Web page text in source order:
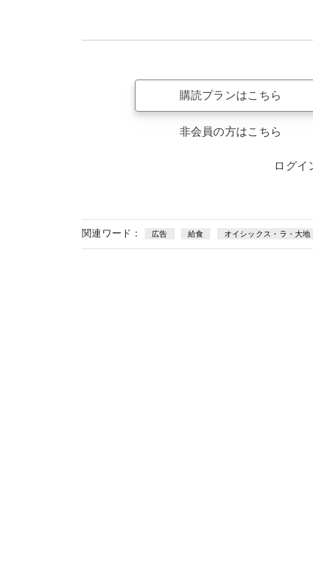
購読プランはこちら
非会員の方はこちら
ログイ
関連ワード： 広告 給食 オイシックス・ラ・大地